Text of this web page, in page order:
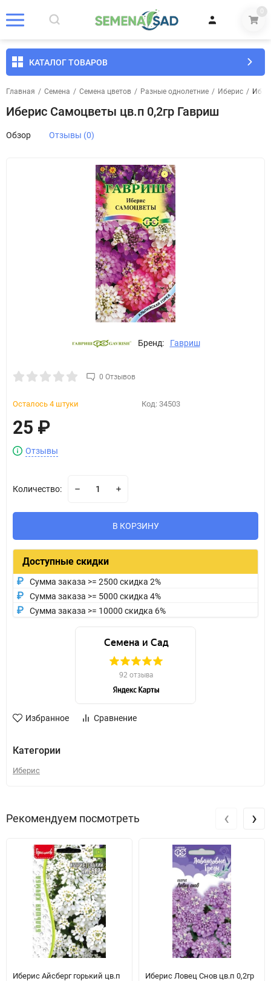
0
КАТАЛОГ ТОВАРОВ
Главная / Семена / Семена цветов / Разные однолетние / Иберис /
Иберис Самоцветы цв.п 0,2гр Гавриш
Обзор Отзывы (0)
Бренд: Гавриш
0 Отзывов
Осталось 4 штуки Код: 34503
25 ₽
Отзывы
Количество:
В КОРЗИНУ
Доступные скидки
Сумма заказа >= 2500 скидка 2%
Сумма заказа >= 5000 скидка 4%
Сумма заказа >= 10000 скидка 6%
Избранное Сравнение
Категории
Иберис
Рекомендуем посмотреть
Иберис Айсберг горький цв.п
Иберис Ловец Снов цв.п 0,2гр
‹ ›